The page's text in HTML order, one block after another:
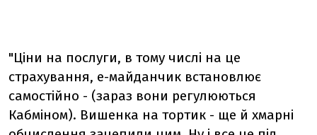
"Ціни на послуги, в тому числі на це
страхування, е-майданчик встановлює
самостійно - (зараз вони регулюються
Кабміном). Вишенка на тортик - ще й хмарні